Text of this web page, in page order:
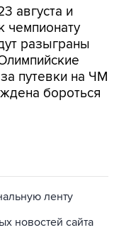
августа и
чемпионату
разыграны
путевки на ЧМ
бороться
ленту
новостей сайта